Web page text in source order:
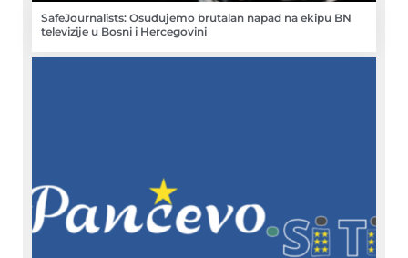
SafeJournalists: Osuđujemo brutalan napad na ekipu BN
televizije u Bosni i Hercegovini